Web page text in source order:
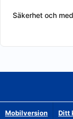
Säkerhet och
Mobilversion Ditt